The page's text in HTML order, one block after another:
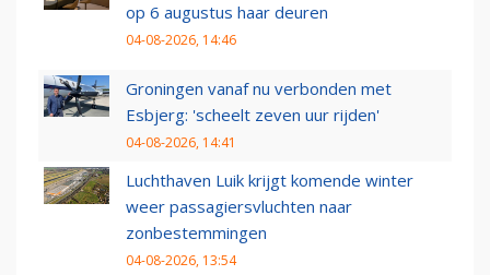
op 6 augustus haar deuren
04-08-2026, 14:46
Groningen vanaf nu verbonden met
Esbjerg: 'scheelt zeven uur rijden'
04-08-2026, 14:41
Luchthaven Luik krijgt komende winter
weer passagiersvluchten naar
zonbestemmingen
04-08-2026, 13:54